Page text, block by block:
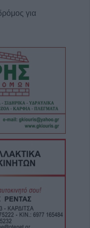
για
σε 67.746
γύρω
τον θάνατο
της
πρόγραμμα
- Στο γήπεδο
- Άρης